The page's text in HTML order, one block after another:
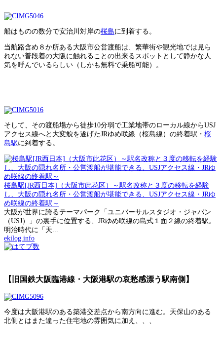
船はものの数分で安治川対岸の桜島に到着する。
当航路含め８か所ある大阪市公営渡船は、繁華街や観光地では見ら
れない普段着の大阪に触れることの出来るスポットとして静かな人
気を呼んでいるらしい（しかも無料で乗船可能）。
そして、その渡船場から徒歩10分弱で工業地帯のローカル線からUSJ
アクセス線へと大変貌を遂げたJRゆめ咲線（桜島線）の終着駅・ 桜
島駅に到着する。
桜島駅[JR西日本]（大阪市此花区）～駅名改称と３度の移転を経験
し、大阪の隠れ名所・公営渡船が堪能できる、USJアクセス線・JRゆ
め咲線の終着駅～
大阪が世界に誇るテーマパーク「ユニバーサルスタジオ・ジャパン
（USJ）」の裏手に位置する、JRゆめ咲線の島式１面２線の終着駅。
明治時代に「天...
ekilog.info
【旧国鉄大阪臨港線・大阪港駅の哀愁感漂う駅南側】
今度は大阪港駅のある築港交差点から南方向に進む。天保山のある
北側とはまた違った住宅地の雰囲気に加え、、、